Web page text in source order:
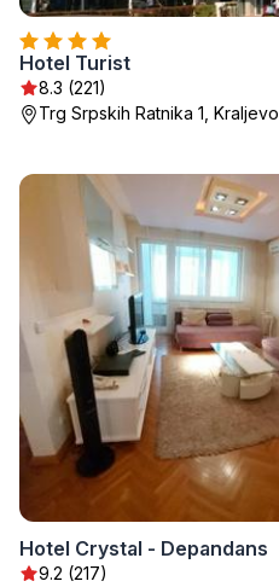
Hotel Turist
8.3 (221)
Trg Srpskih Ratnika 1, Kraljevo
Hotel Crystal - Depandans
9.2 (217)